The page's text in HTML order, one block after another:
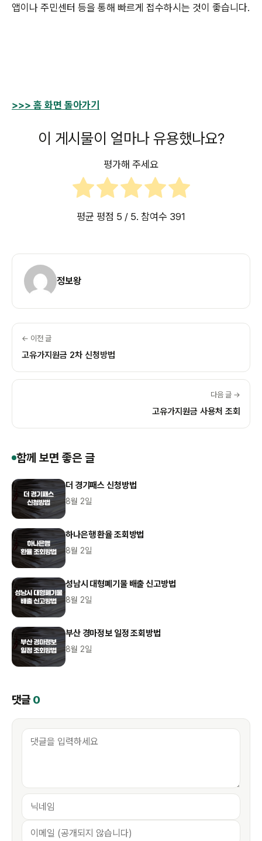
앱이나 주민센터 등을 통해 빠르게 접수하시는 것이 좋습니다.
>>> 홈 화면 돌아가기
이 게시물이 얼마나 유용했나요?
평가해 주세요
평균 평점 5 / 5. 참여수 391
정보왕
← 이전 글
고유가지원금 2차 신청방법
다음 글 →
고유가지원금 사용처 조회
함께 보면 좋은 글
더 경기패스 신청방법
8월 2일
하나은행 환율 조회방법
8월 2일
성남시 대형폐기물 배출 신고방법
8월 2일
부산 경마정보 일정 조회방법
8월 2일
댓글 0